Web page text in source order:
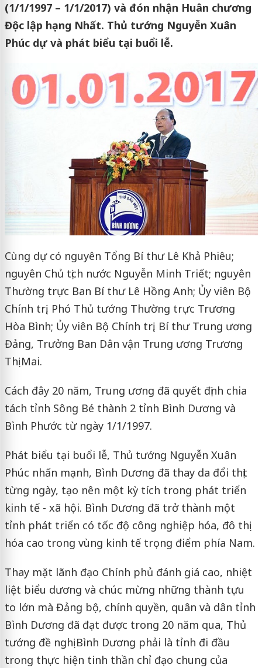
(1/1/1997 – 1/1/2017) và đón nhận Huân chương
Độc lập hạng Nhất. Thủ tướng Nguyễn Xuân
Phúc dự và phát biểu tại buổi lễ.
Cùng dự có nguyên Tổng Bí thư Lê Khả Phiêu;
nguyên Chủ tịch nước Nguyễn Minh Triết; nguyên
Thường trực Ban Bí thư Lê Hồng Anh; Ủy viên Bộ
Chính trị, Phó Thủ tướng Thường trực Trương
Hòa Bình; Ủy viên Bộ Chính trị, Bí thư Trung ương
Đảng, Trưởng Ban Dân vận Trung ương Trương
Thị Mai.
Cách đây 20 năm, Trung ương đã quyết định chia
tách tỉnh Sông Bé thành 2 tỉnh Bình Dương và
Bình Phước từ ngày 1/1/1997.
Phát biểu tại buổi lễ, Thủ tướng Nguyễn Xuân
Phúc nhấn mạnh, Bình Dương đã thay da đổi thịt
từng ngày, tạo nên một kỳ tích trong phát triển
kinh tế - xã hội. Bình Dương đã trở thành một
tỉnh phát triển có tốc độ công nghiệp hóa, đô thị
hóa cao trong vùng kinh tế trọng điểm phía Nam.
Thay mặt lãnh đạo Chính phủ đánh giá cao, nhiệt
liệt biểu dương và chúc mừng những thành tựu
to lớn mà Đảng bộ, chính quyền, quân và dân tỉnh
Bình Dương đã đạt được trong 20 năm qua, Thủ
tướng đề nghị Bình Dương phải là tỉnh đi đầu
trong thực hiện tinh thần chỉ đạo chung của